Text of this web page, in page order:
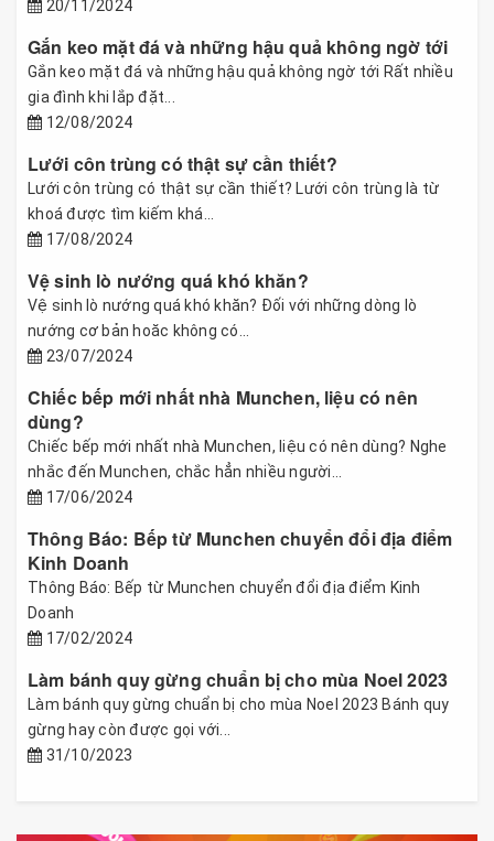
20/11/2024
Gắn keo mặt đá và những hậu quả không ngờ tới
Gắn keo mặt đá và những hậu quả không ngờ tới Rất nhiều
gia đình khi lắp đặt...
12/08/2024
Lưới côn trùng có thật sự cần thiết?
Lưới côn trùng có thật sự cần thiết? Lưới côn trùng là từ
khoá được tìm kiếm khá...
17/08/2024
Vệ sinh lò nướng quá khó khăn?
Vệ sinh lò nướng quá khó khăn? Đối với những dòng lò
nướng cơ bản hoăc không có...
23/07/2024
Chiếc bếp mới nhất nhà Munchen, liệu có nên
dùng?
Chiếc bếp mới nhất nhà Munchen, liệu có nên dùng? Nghe
nhắc đến Munchen, chắc hẳn nhiều người...
17/06/2024
Thông Báo: Bếp từ Munchen chuyển đổi địa điểm
Kinh Doanh
Thông Báo: Bếp từ Munchen chuyển đổi địa điểm Kinh
Doanh
17/02/2024
Làm bánh quy gừng chuẩn bị cho mùa Noel 2023
Làm bánh quy gừng chuẩn bị cho mùa Noel 2023 Bánh quy
gừng hay còn được gọi với...
31/10/2023